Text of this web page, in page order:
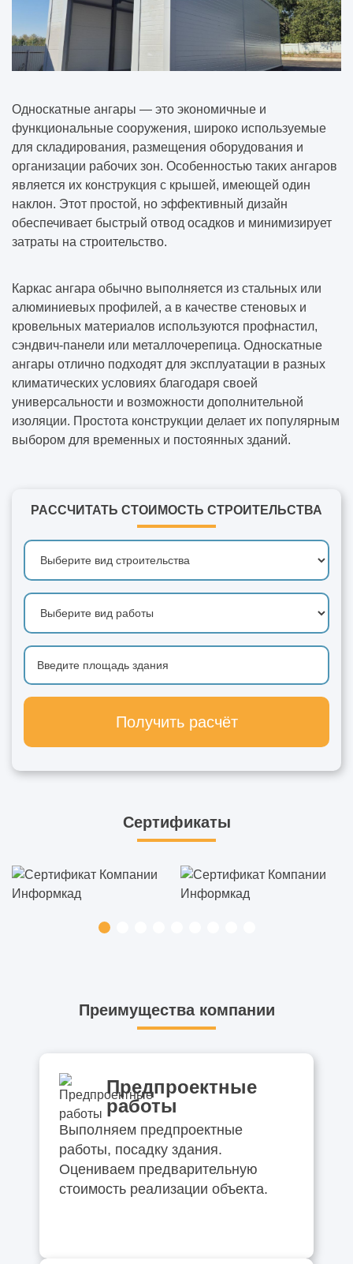
Односкатные ангары — это экономичные и
функциональные сооружения, широко используемые
для складирования, размещения оборудования и
организации рабочих зон. Особенностью таких ангаров
является их конструкция с крышей, имеющей один
наклон. Этот простой, но эффективный дизайн
обеспечивает быстрый отвод осадков и минимизирует
затраты на строительство.
Каркас ангара обычно выполняется из стальных или
алюминиевых профилей, а в качестве стеновых и
кровельных материалов используются профнастил,
сэндвич-панели или металлочерепица. Односкатные
ангары отлично подходят для эксплуатации в разных
климатических условиях благодаря своей
универсальности и возможности дополнительной
изоляции. Простота конструкции делает их популярным
выбором для временных и постоянных зданий.
РАССЧИТАТЬ СТОИМОСТЬ СТРОИТЕЛЬСТВА
Получить расчёт
Сертификаты
Преимущества компании
Предпроектные
работы
Выполняем предпроектные
работы, посадку здания.
Оцениваем предварительную
стоимость реализации объекта.